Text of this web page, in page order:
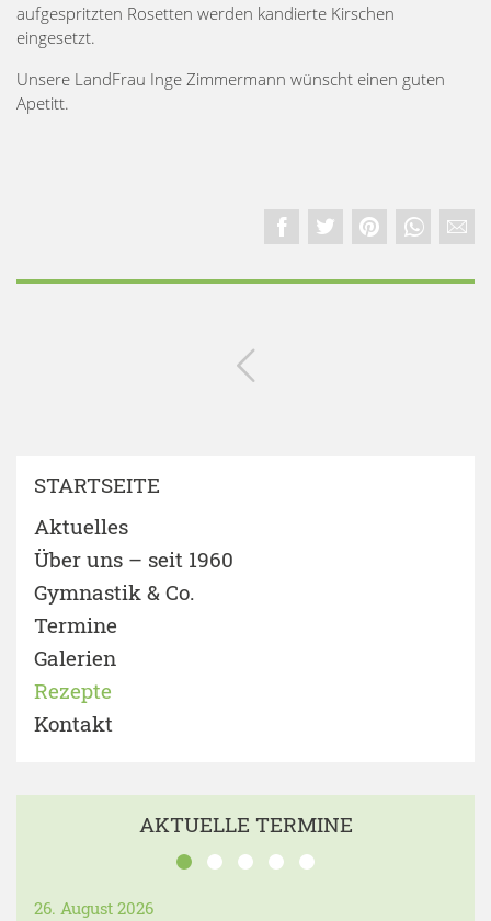
aufgespritzten Rosetten werden kandierte Kirschen
eingesetzt.
Unsere LandFrau Inge Zimmermann wünscht einen guten
Apetitt.
STARTSEITE
Aktuelles
Über uns – seit 1960
Gymnastik & Co.
Termine
Galerien
Rezepte
Kontakt
AKTUELLE TERMINE
26. August 2026